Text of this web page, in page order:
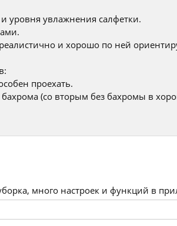
уровня увлажнения салфетки.
и хорошо по ней
проехать.
бахрома (со вторым без бахромы в
много настроек и функций в